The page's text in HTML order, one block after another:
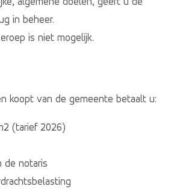
in beheer.
is niet mogelijk.
koopt van de gemeente betaalt u:
(tarief 2026)
de notaris